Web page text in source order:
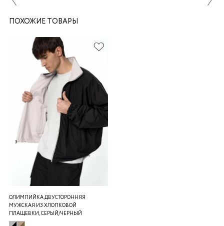
ПОХОЖИЕ ТОВАРЫ
ОЛИМПИЙКА ДВУСТОРОННЯЯ
МУЖСКАЯ ИЗ ХЛОПКОВОЙ
ПЛАЩЕВКИ, СЕРЫЙ/ЧЕРНЫЙ